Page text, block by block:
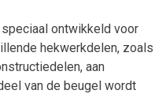
ontwikkeld voor
hekwerkdelen, zoals
aan
van de beugel wordt